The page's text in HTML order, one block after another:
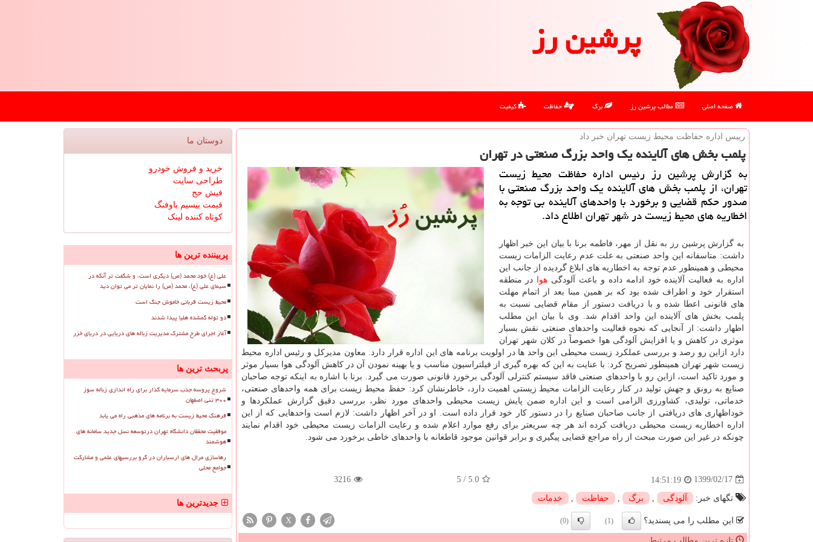
پرشین رز
صفحه اصلی مطالب پرشین رز برگ حفاظت کیفیت
رییس اداره حفاظت محیط زیست تهران خبر داد
پلمب بخش های آلاینده یك واحد بزرگ صنعتی در تهران
به گزارش پرشین رز رئیس اداره حفاظت محیط زیست
تهران، از پلمب بخش های آلاینده یك واحد بزرگ صنعتی با
صدور حكم قضایی و برخورد با واحدهای آلاینده بی توجه به
اخطاریه های محیط زیست در شهر تهران اطلاع داد.
به گزارش پرشین رز به نقل از مهر، فاطمه برنا با بیان این خبر اظهار
داشت: متاسفانه این واحد صنعتی به علت عدم رعایت الزامات زیست
محیطی و همینطور عدم توجه به اخطاریه های ابلاغ گردیده از جانب این
اداره به فعالیت آلاینده خود ادامه داده و باعث آلودگی هوا
در منطقه
استقرار خود و اطراف شده بود که بر همین مبنا بعد از اتمام مهلت
های قانونی اعطا شده و با دریافت دستور از مقام قضایی نسبت به
پلمب بخش های آلاینده این واحد اقدام شد. وی با بیان این مطلب
اظهار داشت: از آنجایی که نحوه فعالیت واحدهای صنعتی نقش بسیار
موثری در کاهش و یا افزایش آلودگی هوا خصوصاً در کلان شهر تهران
دارد ازاین رو رصد و بررسی عملکرد زیست محیطی این واحد ها در اولویت برنامه های این اداره قرار دارد. معاون مدیرکل و رئیس اداره محیط
زیست شهر تهران همینطور تصریح کرد: با عنایت به این که بهره گیری از فیلتراسیون مناسب و یا بهینه نمودن آن در کاهش آلودگی هوا بسیار موثر
و مورد تاکید است، ازاین رو با واحدهای صنعتی فاقد سیستم کنترلی آلودگی برخورد قانونی صورت می گیرد. برنا با اشاره به اینکه توجه صاحبان
صنایع به رونق و جهش تولید در کنار رعایت الزامات محیط زیستی اهمیت دارد، خاطرنشان کرد: حفظ محیط زیست برای همه واحدهای صنعتی،
خدماتی، تولیدی، کشاورزی الزامی است و این اداره ضمن پایش زیست محیطی واحدهای مورد نظر، بررسی دقیق گزارش عملکردها و
خوداظهاری های دریافتی از جانب صاحبان صنایع را در دستور کار خود قرار داده است. او در آخر اظهار داشت: لازم است واحدهایی که از این
اداره اخطاریه زیست محیطی دریافت کرده اند هر چه سریعتر برای رفع موارد اعلام شده و رعایت الزامات زیست محیطی خود اقدام نمایند
چونکه در غیر این صورت مبحث از راه مراجع قضایی پیگیری و برابر قوانین موجود قاطعانه با واحدهای خاطی برخورد می شود.
1399/02/17
14:51:19
5.0
/
5
3216
تگهای خبر: آلودگی برگ حفاظت خدمات
این مطلب را می پسندید؟ (1)
(0)
X
دوستان ما
خرید و فروش خودرو
طراحی سایت
فیش حج
قیمت بیسیم باوفنگ
کوتاه کننده لینک
پربیننده ترین ها
علی (ع) خود محمد (ص) دیگری است، و شگفت تر آنکه در
سیمای علی (ع)، محمد (ص) را نمایان تر می توان دید
محیط زیست قربانی خاموش جنگ است
دو توله گمشده هلیا پیدا شدند
آغاز اجرای طرح مشترک مدیریت زباله های دریایی در دریای خزر
پربحث ترین ها
شروع پروسه جذب سرمایه گذار برای راه اندازی زباله سوز
۳۰۰ تنی اصفهان
فرهنگ محیط زیست به برنامه های مذهبی راه می یابد
موفقیت محققان دانشگاه تهران درتوسعه نسل جدید سامانه های
هوشمند
رهاسازی مرال های ارسباران در گرو بررسیهای علمی و مشارکت
جوامع محلی
جدیدترین ها